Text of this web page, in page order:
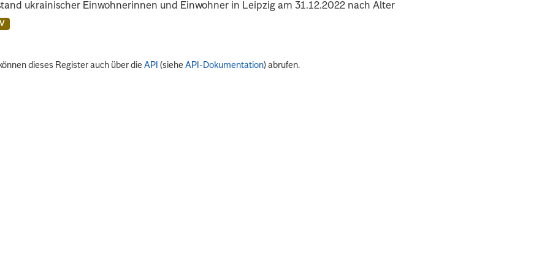
ukrainischer Einwohnerinnen und Einwohner in Leipzig am 31.12.2022 nach Alter
dieses Register auch über dieAPI (sieheAPI-Dokumentation) abrufen.